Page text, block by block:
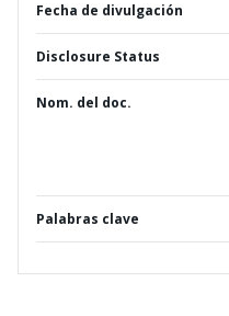
Fecha de divulgación
Disclosure Status
Nom. del doc.
Palabras clave